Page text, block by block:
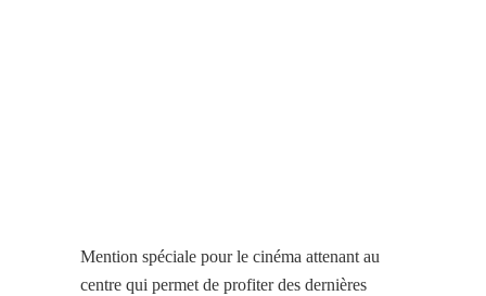
Mention spéciale pour le cinéma attenant au
centre qui permet de profiter des dernières